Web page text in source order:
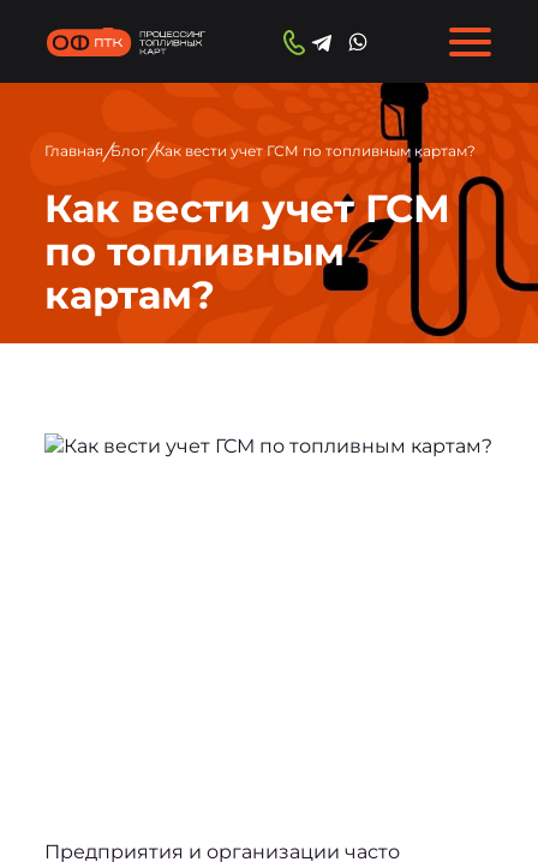
Главная/Блог/Как вести учет ГСМ по топливным картам?
Как вести учет ГСМ
по топливным
картам?
Предприятия и организации часто